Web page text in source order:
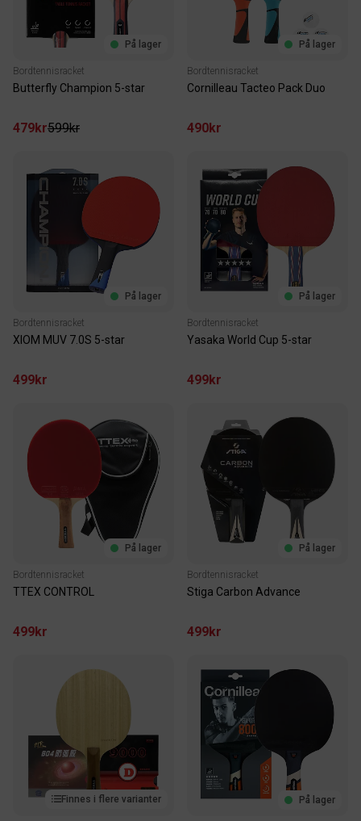
På lager
Bordtennisracket
Butterfly Champion 5-star
479kr599kr
På lager
Bordtennisracket
Cornilleau Tacteo Pack Duo
490kr
På lager
Bordtennisracket
XIOM MUV 7.0S 5-star
499kr
På lager
Bordtennisracket
Yasaka World Cup 5-star
499kr
På lager
Bordtennisracket
TTEX CONTROL
499kr
På lager
Bordtennisracket
Stiga Carbon Advance
499kr
Finnes i flere varianter På lager